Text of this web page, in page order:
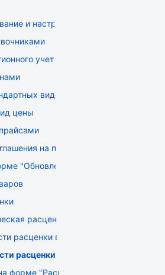
и настройка
учета
видов цен
цены
на поставку
"Обновление розничных цен"
расценка при проведении
расценки в РБ
расценки РФ
форме "Расценка"